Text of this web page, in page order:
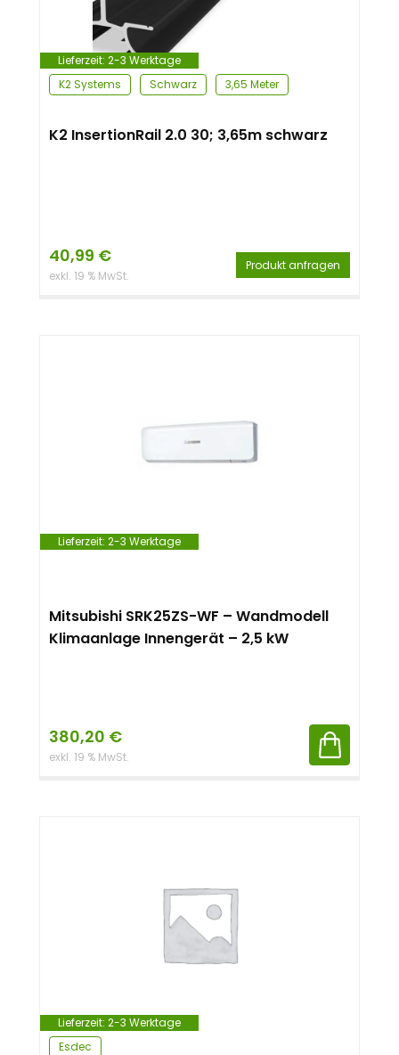
Lieferzeit: 2-3 Werktage
K2 Systems
Schwarz 3,65 Meter
K2 InsertionRail 2.0 30; 3,65m schwarz
40,99 €
exkl. 19 % MwSt.
Produkt anfragen
Lieferzeit: 2-3 Werktage
Mitsubishi SRK25ZS-WF – Wandmodell
Klimaanlage Innengerät – 2,5 kW
380,20 €
exkl. 19 % MwSt.
Lieferzeit: 2-3 Werktage
Esdec